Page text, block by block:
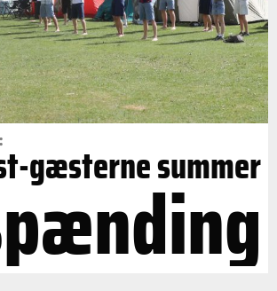
gæsterne summer